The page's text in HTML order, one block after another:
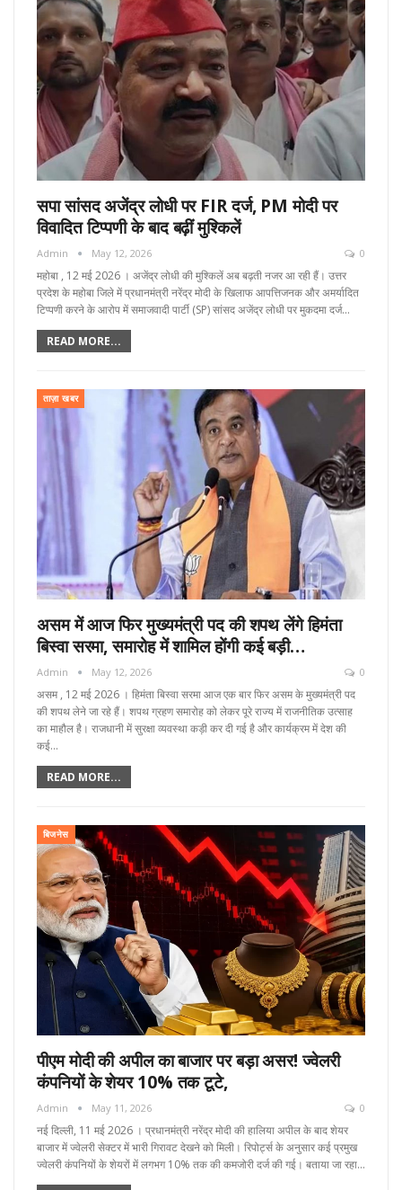
सपा सांसद अजेंद्र लोधी पर FIR दर्ज, PM मोदी पर
विवादित टिप्पणी के बाद बढ़ीं मुश्किलें
Admin May 12, 2026 0
महोबा , 12 मई 2026 । अजेंद्र लोधी की मुश्किलें अब बढ़ती नजर आ रही हैं। उत्तर
प्रदेश के महोबा जिले में प्रधानमंत्री नरेंद्र मोदी के खिलाफ आपत्तिजनक और अमर्यादित
टिप्पणी करने के आरोप में समाजवादी पार्टी (SP) सांसद अजेंद्र लोधी पर मुकदमा दर्ज…
READ MORE...
ताज़ा खबर
असम में आज फिर मुख्यमंत्री पद की शपथ लेंगे हिमंता
बिस्वा सरमा, समारोह में शामिल होंगी कई बड़ी…
Admin May 12, 2026 0
असम , 12 मई 2026 । हिमंता बिस्वा सरमा आज एक बार फिर असम के मुख्यमंत्री पद
की शपथ लेने जा रहे हैं। शपथ ग्रहण समारोह को लेकर पूरे राज्य में राजनीतिक उत्साह
का माहौल है। राजधानी में सुरक्षा व्यवस्था कड़ी कर दी गई है और कार्यक्रम में देश की
कई…
READ MORE...
बिजनेस
पीएम मोदी की अपील का बाजार पर बड़ा असर! ज्वेलरी
कंपनियों के शेयर 10% तक टूटे,
Admin May 11, 2026 0
नई दिल्ली, 11 मई 2026 । प्रधानमंत्री नरेंद्र मोदी की हालिया अपील के बाद शेयर
बाजार में ज्वेलरी सेक्टर में भारी गिरावट देखने को मिली। रिपोर्ट्स के अनुसार कई प्रमुख
ज्वेलरी कंपनियों के शेयरों में लगभग 10% तक की कमजोरी दर्ज की गई। बताया जा रहा…